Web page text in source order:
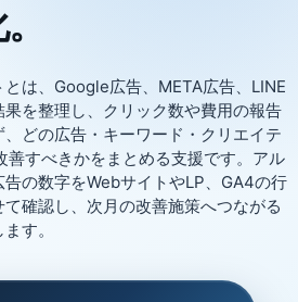
は、Google広告、META広告、LINE
を整理し、クリック数や費用の報告
どの広告・キーワード・クリエイテ
善すべきかをまとめる支援です。アル
告の数字をWebサイトやLP、GA4の行
確認し、次月の改善施策へつながる
す。